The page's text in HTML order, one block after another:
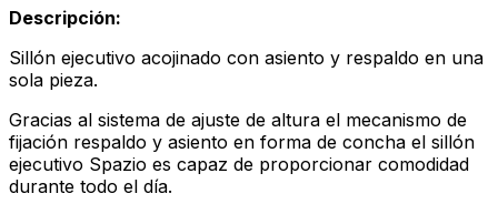
Descripción:
Sillón ejecutivo acojinado con asiento y respaldo en una
sola pieza.
Gracias al sistema de ajuste de altura el mecanismo de
fijación respaldo y asiento en forma de concha el sillón
ejecutivo Spazio es capaz de proporcionar comodidad
durante todo el día.